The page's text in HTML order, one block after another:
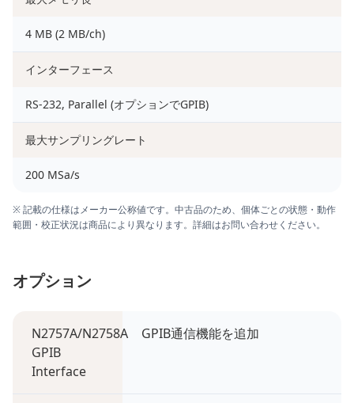
4 MB (2 MB/ch)
インターフェース
RS-232, Parallel (オプションでGPIB)
最大サンプリングレート
200 MSa/s
※ 記載の仕様はメーカー公称値です。中古品のため、個体ごとの状態・動作
範囲・校正状況は商品により異なります。詳細はお問い合わせください。
オプション
N2757A/N2758A
GPIB
Interface
GPIB通信機能を追加